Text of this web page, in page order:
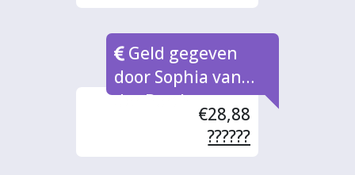
bewoners A. Z. C
Zutphen.
Geld gegeven
door Sophia van
der Borch
€28,88
??????